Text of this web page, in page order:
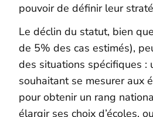
pouvoir de définir leur
Le déclin du statut, bien
de 5% des cas estimés),
des situations spécifiques :
souhaitant se mesurer aux
pour obtenir un rang
élargir ses choix d’écoles,